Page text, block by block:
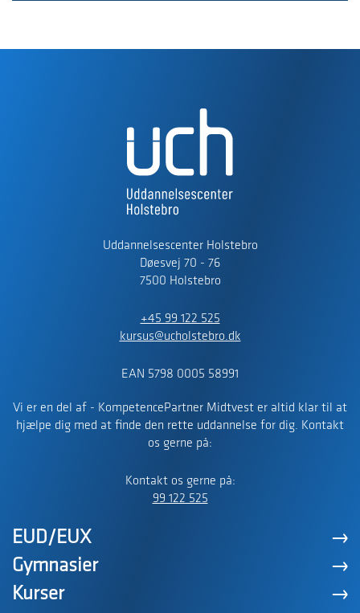
Uddannelsescenter Holstebro
Døesvej 70 - 76
7500 Holstebro
+45 99 122 525
kursus@ucholstebro.dk
EAN 5798 0005 58991
Vi er en del af - KompetencePartner Midtvest er altid klar til at
hjælpe dig med at finde den rette uddannelse for dig. Kontakt
os gerne på:
Kontakt os gerne på:
99 122 525
EUD/EUX
Gymnasier
Kurser